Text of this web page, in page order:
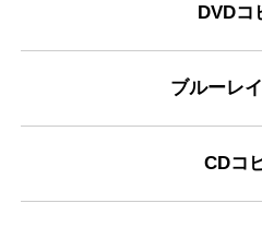
DVDコ
ブルーレ
CDコ